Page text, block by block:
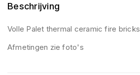
Beschrijving
Volle Palet thermal ceramic fire bricks
Afmetingen zie foto's